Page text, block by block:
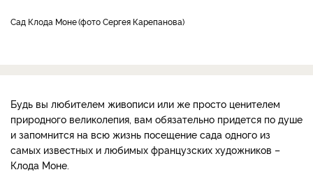
Сад Клода Моне фото Сергея Карепанова
Будь вы любителем живописи или же просто ценителем
природного великолепия, вам обязательно придется по душе
и запомнится на всю жизнь посещение сада одного из
самых известных и любимых французских художников –
Клода Моне.